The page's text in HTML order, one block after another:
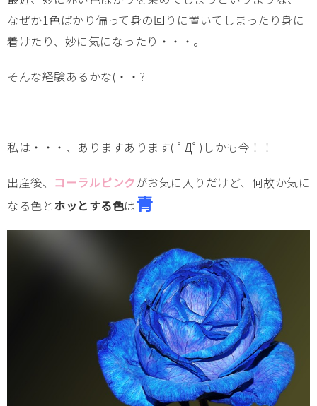
なぜか1色ばかり偏って身の回りに置いてしまったり身に
着けたり、妙に気になったり・・・。
そんな経験あるかな(・・?
私は・・・、ありますあります( ﾟДﾟ)しかも今！！
出産後、 コーラルピンクがお気に入りだけど、何故か気に
なる色とホッとする色は青